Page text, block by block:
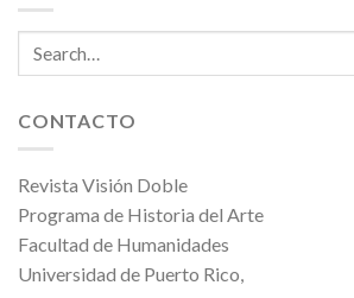
CONTACTO
Revista Visión Doble
Programa de Historia del Arte
Facultad de Humanidades
Universidad de Puerto Rico,